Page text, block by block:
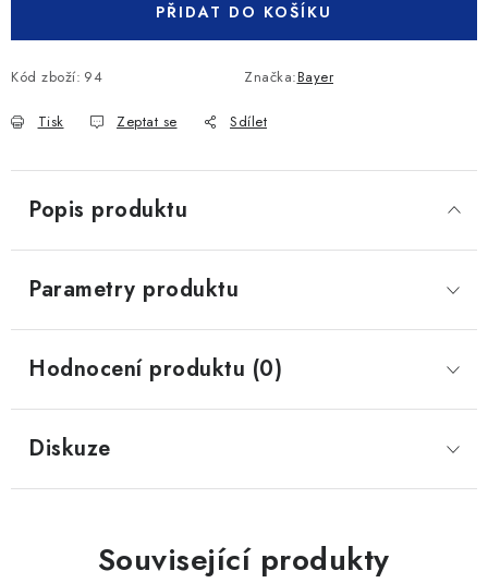
PŘIDAT DO KOŠÍKU
Kód zboží: 94 Značka:Bayer
Tisk Zeptat se Sdílet
Popis produktu
Parametry produktu
Hodnocení produktu (0)
Diskuze
Související produkty